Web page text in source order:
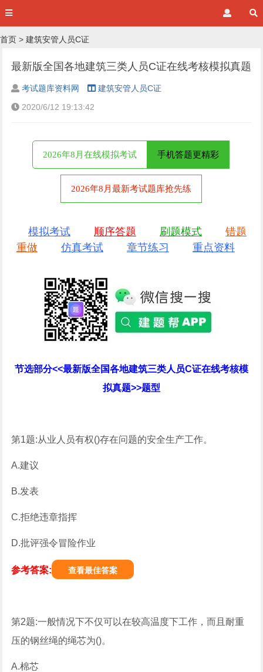
首页 > 建筑安管人员C证
最新版全国各地建筑三类人员C证在线考核模拟真题
考试题库资料网
建筑安管人员C证
2020/6/12 19:13:42
2026年8月在线模拟考试 手机答题更精彩
2026年8月最新考试题库抢先练
模拟考试 顺序答题 刷题模式
错题
重做
仿真考试 章节练习 重点资料
节选部分<<最新版全国各地建筑三类人员C证在线考核模
拟真题>>题型
第1题:从业人员有权()存在问题的安全生产工作。
A.建议
B.发表
C.拒绝违章指挥
D.批评强令冒险作业
参考答案: 查看最佳答案
第2题:一般情况下不仅可以在较高温度下工作，而且耐重
压的钢丝绳的绳芯为()。
A.棉芯